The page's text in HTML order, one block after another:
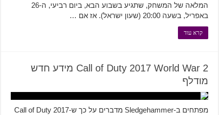
המלאה של המשחק, שתגיע בשבוע הבא, ביום רביעי, ה-26
באפריל, בשעה 20:00 (שעון ישראל). אז אם …
קרא עוד
Call of Duty 2017 World War 2 מידע חדש
מודלף
מפתחים ב-Sledgehammer מדברים על כך ש-Call of Duty 2017